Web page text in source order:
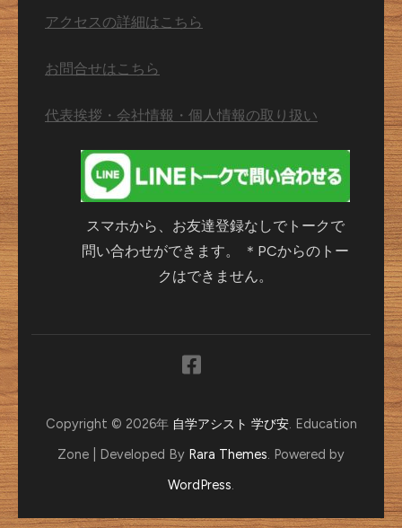
アクセスの詳細はこちら
お問合せはこちら
代表挨拶・会社情報・個人情報の取り扱い
スマホから、お友達登録なしでトークで
問い合わせができます。 ＊PCからのトー
クはできません。
Copyright © 2026年 自学アシスト 学び安. Education
Zone | Developed By Rara Themes . Powered by
WordPress